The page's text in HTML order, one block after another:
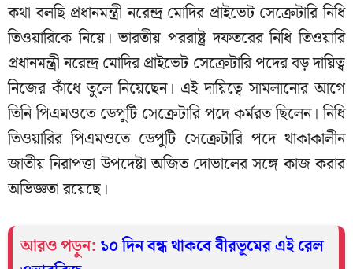
কথা বলছি প্রধানমন্ত্রী নরেন্দ্র মোদির প্রাইভেট সেক্রেটারি নিধি
তিওয়ারিকে নিয়ে। ভারতীয় পররাষ্ট্র দফতরের নিধি তিওয়ারি
প্রধানমন্ত্রী নরেন্দ্র মোদির প্রাইভেট সেক্রেটারি পদের বড় দায়িত্ব
নিজের কাঁধে তুলে নিয়েছেন। এই দায়িত্বে সামলানোর আগে
তিনি পিএমওতে ডেপুটি সেক্রেটারি পদে কর্মরত ছিলেন। নিধি
তিওয়ারির পিএমওতে ডেপুটি সেক্রেটারি পদে থাকাকালীন
জাতীয় নিরাপত্তা উপদেষ্টা অজিত দোভালের সঙ্গে কাজ করার
অভিজ্ঞতা রয়েছে।
আরও পড়ুন: ১০ দিন বন্ধ থাকবে বীরভূমের এই রেল